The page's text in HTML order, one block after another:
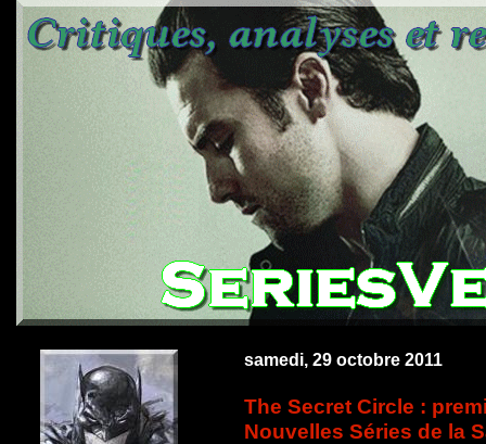
samedi, 29 octobre 2011
The Secret Circle :
Nouvelles Séries de la